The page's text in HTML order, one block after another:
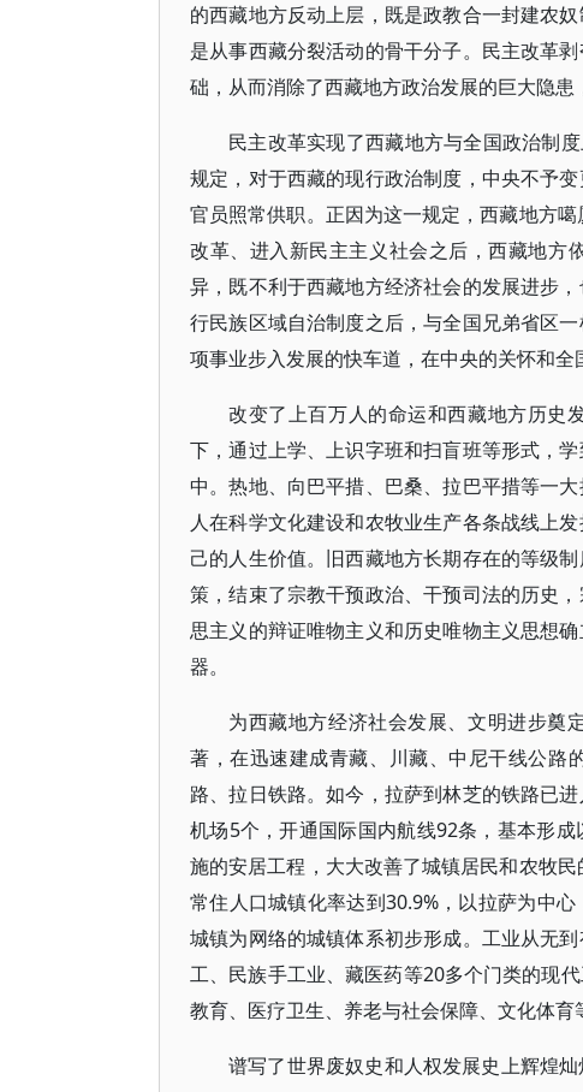
的西藏地方反动上层，既是政教合一封建农
是从事西藏分裂活动的骨干分子。民主改革
础，从而消除了西藏地方政治发展的巨大隐患
民主改革实现了西藏地方与全国政治制
规定，对于西藏的现行政治制度，中央不予
官员照常供职。正因为这一规定，西藏地方
改革、进入新民主主义社会之后，西藏地方
异，既不利于西藏地方经济社会的发展进步
行民族区域自治制度之后，与全国兄弟省区
项事业步入发展的快车道，在中央的关怀和全
改变了上百万人的命运和西藏地方历史
下，通过上学、上识字班和扫盲班等形式，
中。热地、向巴平措、巴桑、拉巴平措等一
人在科学文化建设和农牧业生产各条战线上
己的人生价值。旧西藏地方长期存在的等级
策，结束了宗教干预政治、干预司法的历史
思主义的辩证唯物主义和历史唯物主义思想
器。
为西藏地方经济社会发展、文明进步奠
著，在迅速建成青藏、川藏、中尼干线公路
路、拉日铁路。如今，拉萨到林芝的铁路已
机场5个，开通国际国内航线92条，基本形
施的安居工程，大大改善了城镇居民和农牧
常住人口城镇化率达到30.9%，以拉萨为中
城镇为网络的城镇体系初步形成。工业从无
工、民族手工业、藏医药等20多个门类的现
教育、医疗卫生、养老与社会保障、文化体育
谱写了世界废奴史和人权发展史上辉煌